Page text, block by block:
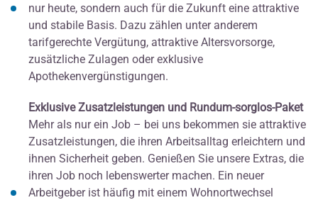
nur heute, sondern auch für die Zukunft eine attraktive
und stabile Basis. Dazu zählen unter anderem
tarifgerechte Vergütung, attraktive Altersvorsorge,
zusätzliche Zulagen oder exklusive
Apothekenvergünstigungen.
Exklusive Zusatzleistungen und Rundum-sorglos-Paket
Mehr als nur ein Job – bei uns bekommen sie attraktive
Zusatzleistungen, die ihren Arbeitsalltag erleichtern und
ihnen Sicherheit geben. Genießen Sie unsere Extras, die
ihren Job noch lebenswerter machen. Ein neuer
Arbeitgeber ist häufig mit einem Wohnortwechsel